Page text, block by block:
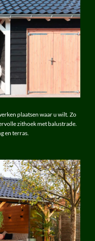
plaatsen waar u wilt. Zo
zithoek met balustrade.
en terras.